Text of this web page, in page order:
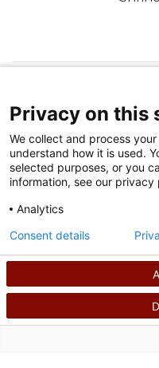
©2026
APPELEZ-NOUS
Privacy on this
We collect and process
understand how it is used.
selected purposes, or you
information, see our privacy
Analytics
Consent details